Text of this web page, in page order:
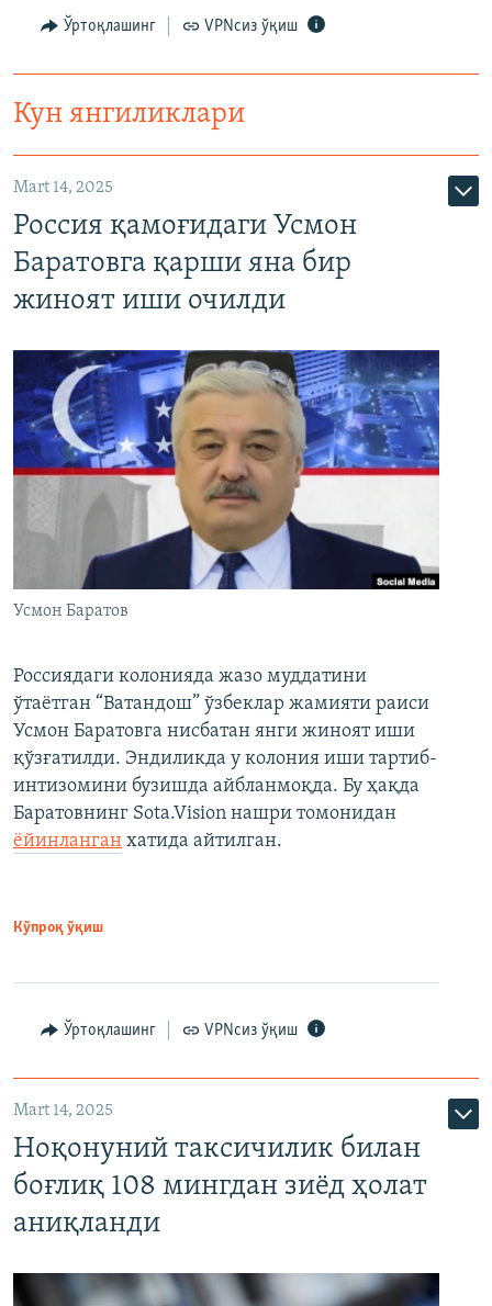
Ўртоқлашинг VPNсиз ўқиш
Кун янгиликлари
Mart 14, 2025
Россия қамоғидаги Усмон
Баратовга қарши яна бир
жиноят иши очилди
Усмон Баратов
Россиядаги колонияда жазо муддатини
ўтаётган “Ватандош” ўзбеклар жамияти раиси
Усмон Баратовга нисбатан янги жиноят иши
қўзғатилди. Эндиликда у колония иши тартиб-
интизомини бузишда айбланмоқда. Бу ҳақда
Баратовнинг Sota.Vision нашри томонидан
ёйинланган хатида айтилган.
Кўпроқ ўқиш
Ўртоқлашинг VPNсиз ўқиш
Mart 14, 2025
Ноқонуний таксичилик билан
боғлиқ 108 мингдан зиёд ҳолат
аниқланди